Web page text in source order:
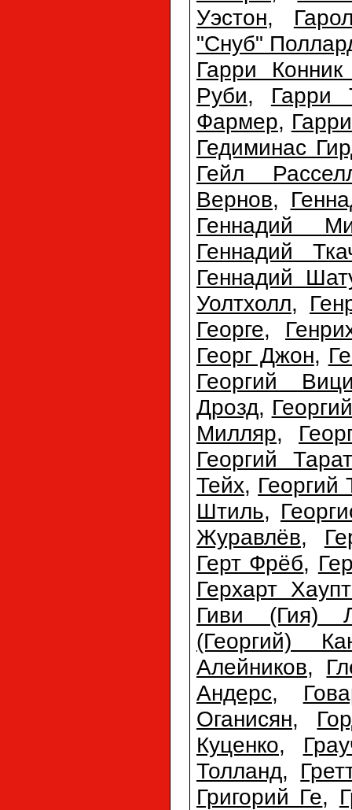
Уэстон,
"Снуб"
Гарри
Руби, Гарри
Фармер,
Гедиминас
Гейл
Вернов,
Геннадий
Геннадий
Геннадий
Уолтхолл,
Георге,
Георг Джон,
Георгий
Дрозд,
Милляр,
Георгий
Тейх, Георгий
Штиль,
Журавлёв,
Герт Фрёб,
Герхарт
Гиви (Гия)
(Георгий)
Алейников,
Андерс,
Оганисян,
Куценко,
Толланд,
Григорий Ге,